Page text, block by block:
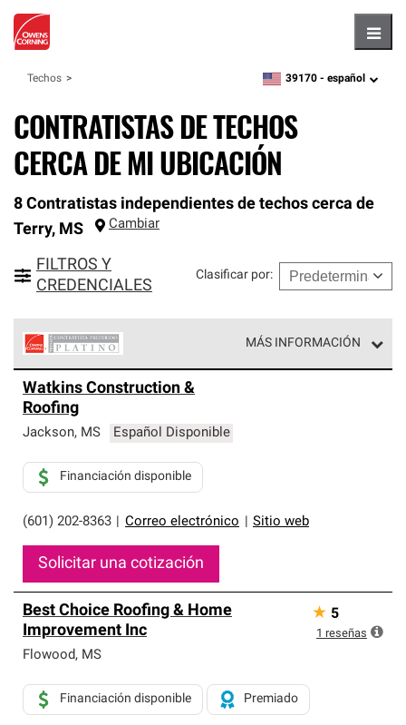
Techos zipcode, language
39170 - español
CONTRATISTAS DE TECHOS
CERCA DE MI UBICACIÓN
8 Contratistas independientes de techos cerca de
Terry, MS Cambiar
FILTROS Y
CREDENCIALES
Clasificar por:
MÁS INFORMACIÓN
Corning constituyen el nivel superior de nuestra red
exclusiva y cumplen con estándares estrictos de
profesionalismo, confiabilidad y destreza incomparable.
sistemas de techos.
Watkins Construction &
Roofing
Jackson, MS Español Disponible
(601) 202-8363 Correo electrónico Sitio web
Financiación disponible
Solicitar una cotización
Best Choice Roofing & Home
Improvement Inc
Flowood, MS
Financiación disponible Premiado
★ 5
1 reseñas